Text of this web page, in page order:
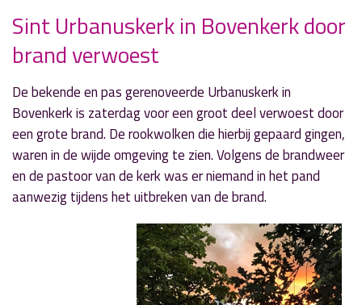
« Vorig nieuwsbericht
John P. in cassatie tegen hogere straf
13 september 2018
» Volgend nieuwsbericht
Sportuitslagen zaterdag 15 september
15 september 2018
Sint Urbanuskerk in Bovenkerk door
brand verwoest
De bekende en pas gerenoveerde Urbanuskerk in
Bovenkerk is zaterdag voor een groot deel verwoest door
een grote brand. De rookwolken die hierbij gepaard gingen,
waren in de wijde omgeving te zien. Volgens de brandweer
en de pastoor van de kerk was er niemand in het pand
aanwezig tijdens het uitbreken van de brand.